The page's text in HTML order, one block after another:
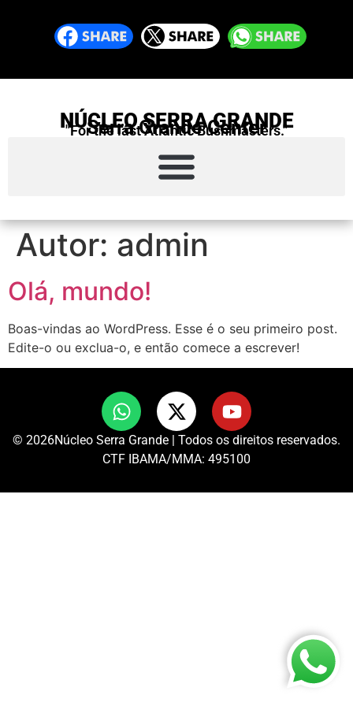
NÚCLEO SERRA GRANDE
Serra Grande Center
"For the last Atlantic Bushmasters."
Autor: admin
Olá, mundo!
Boas-vindas ao WordPress. Esse é o seu primeiro post.
Edite-o ou exclua-o, e então comece a escrever!
© 2026Núcleo Serra Grande | Todos os direitos reservados.
CTF IBAMA/MMA: 495100